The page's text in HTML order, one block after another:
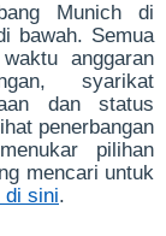
Munich di
bawah. Semua
anggaran
syarikat
dan status
penerbangan
pilihan
mencari untuk
di sini.